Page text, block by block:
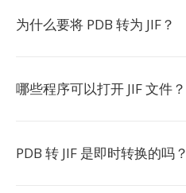
为什么要将 PDB 转为 JIF？
哪些程序可以打开 JIF 文件？
PDB 转 JIF 是即时转换的吗？